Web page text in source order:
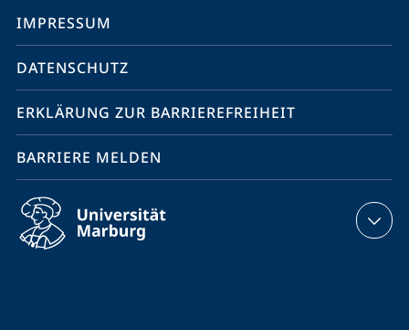
Service-
Navigation
IMPRESSUM
DATENSCHUTZ
ERKLÄRUNG ZUR BARRIEREFREIHEIT
BARRIERE MELDEN